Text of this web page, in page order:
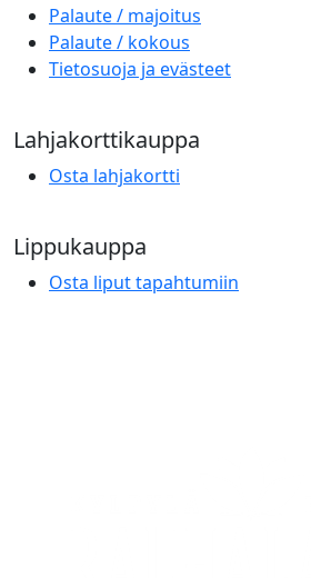
Palaute / majoitus
Palaute / kokous
Tietosuoja ja evästeet
Lahjakorttikauppa
Osta lahjakortti
Lippukauppa
Osta liput tapahtumiin